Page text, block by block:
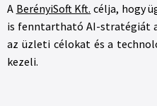
A BerényiSoft Kft. célja, hogy
is fenntartható AI-stratégiát
az üzleti célokat és a
kezeli.